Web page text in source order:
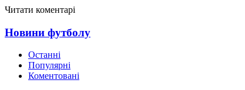
Читати коментарі
Новини футболу
Останні
Популярні
Коментовані